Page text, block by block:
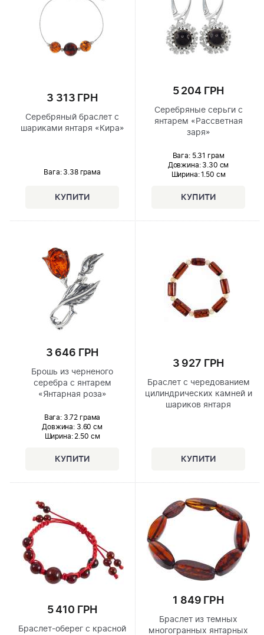
3 313 ГРН
Серебряный браслет с
шариками янтаря «Кира»
Вага: 3.38 грама
5 204 ГРН
Серебряные серьги с
янтарем «Рассветная
заря»
Вага: 5.31 грам
Довжина:3.30 см
Ширина: 1.50 см
3 646 ГРН
Брошь из черненого
серебра с янтарем
«Янтарная роза»
Вага: 3.72 грама
Довжина: 3.60 см
Ширина: 2.50 см
3 927 ГРН
Браслет с чередованием
цилиндрических камней и
шариков янтаря
5 410 ГРН
Браслет-оберег с красной
1 849 ГРН
Браслет из темных
многогранных янтарных